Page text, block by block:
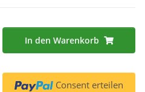
In den Warenkorb
Consent erteilen